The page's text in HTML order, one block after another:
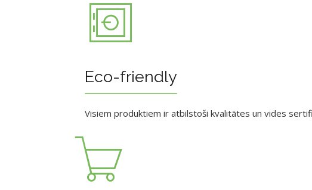
Eco-friendly
Visiem produktiem ir atbilstoši kvalitātes un vides